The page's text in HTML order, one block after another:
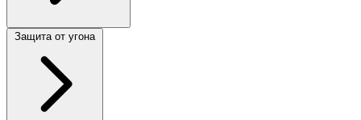
Защита от угона